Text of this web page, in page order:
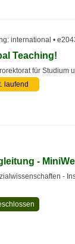
international •
Teaching!
für Studium
laufend
- MiniWe
-